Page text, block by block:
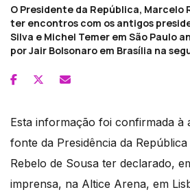
O Presidente da República, Marcelo
ter encontros com os antigos
Silva e Michel Temer em São Paulo
por Jair Bolsonaro em Brasília na
Esta informação foi confirmada à
fonte da Presidência da
Rebelo de Sousa ter declarado,
imprensa, na Altice Arena, em